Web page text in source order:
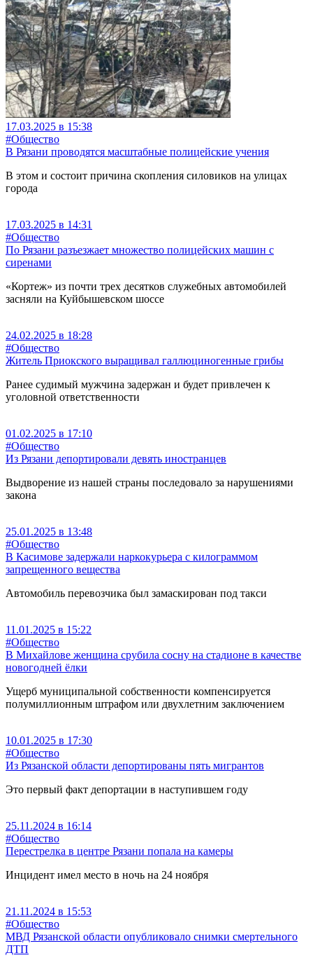
17.03.2025 в 15:38
#Общество
В Рязани проводятся масштабные полицейские учения
В этом и состоит причина скопления силовиков на улицах
города
17.03.2025 в 14:31
#Общество
По Рязани разъезжает множество полицейских машин с
сиренами
«Кортеж» из почти трех десятков служебных автомобилей
засняли на Куйбышевском шоссе
24.02.2025 в 18:28
#Общество
Житель Приокского выращивал галлюциногенные грибы
Ранее судимый мужчина задержан и будет привлечен к
уголовной ответственности
01.02.2025 в 17:10
#Общество
Из Рязани депортировали девять иностранцев
Выдворение из нашей страны последовало за нарушениями
закона
25.01.2025 в 13:48
#Общество
В Касимове задержали наркокурьера с килограммом
запрещенного вещества
Автомобиль перевозчика был замаскирован под такси
11.01.2025 в 15:22
#Общество
В Михайлове женщина срубила сосну на стадионе в качестве
новогодней ёлки
Ущерб муниципальной собственности компенсируется
полумиллионным штрафом или двухлетним заключением
10.01.2025 в 17:30
#Общество
Из Рязанской области депортированы пять мигрантов
Это первый факт депортации в наступившем году
25.11.2024 в 16:14
#Общество
Перестрелка в центре Рязани попала на камеры
Инцидент имел место в ночь на 24 ноября
21.11.2024 в 15:53
#Общество
МВД Рязанской области опубликовало снимки смертельного
ДТП